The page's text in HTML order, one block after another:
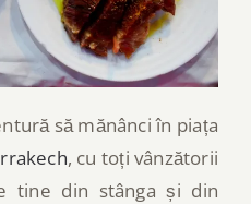
să mănânci în piața
, cu toți vânzătorii
tine din stânga și din